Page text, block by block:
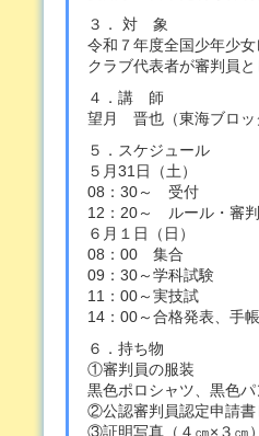
３． 対 象
令和７年度全国少年少
クラブ代表者が審判員
４．講 師
望月 晋也（東海ブロッ
５．スケジュール
５月31日（土）
08：30～ 受付
12：20～ ルール・審
６月１日（日）
08：00 集合
09：30～学科試験
11：00～実技試
14：00～合格発表、手
６．持ち物
①審判員の服装
黒色ポロシャツ、黒色
②公認審判員認定申請
③証明写真（４㎝×３